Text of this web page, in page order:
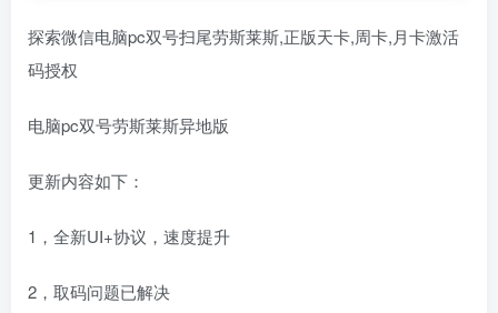
探索微信电脑pc双号扫尾劳斯莱斯,正版天卡,周卡,月卡激活
码授权
电脑pc双号劳斯莱斯异地版
更新内容如下：
1，全新UI+协议，速度提升
2，取码问题已解决